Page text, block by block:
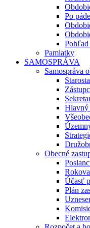
Po
Pohľad
Pamiatky
SAMOSPRÁVA
Samospráva
Hlavný
Obecné
Účasť
Plán